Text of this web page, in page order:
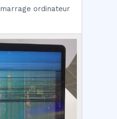
ordinateur